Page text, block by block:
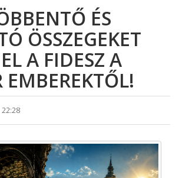
ÉS
ÖSSZEGEKET
A FIDESZ A
EMBEREKTŐL!